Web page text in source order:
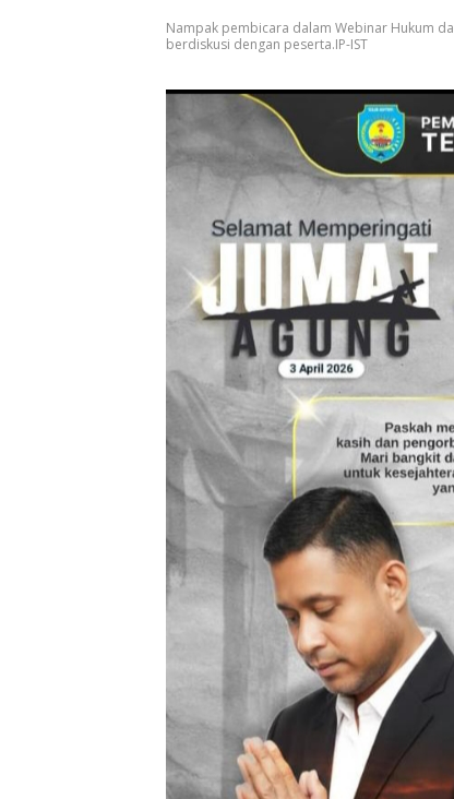
Nampak pembicara dalam Webinar Hukum
berdiskusi dengan peserta.IP-IST